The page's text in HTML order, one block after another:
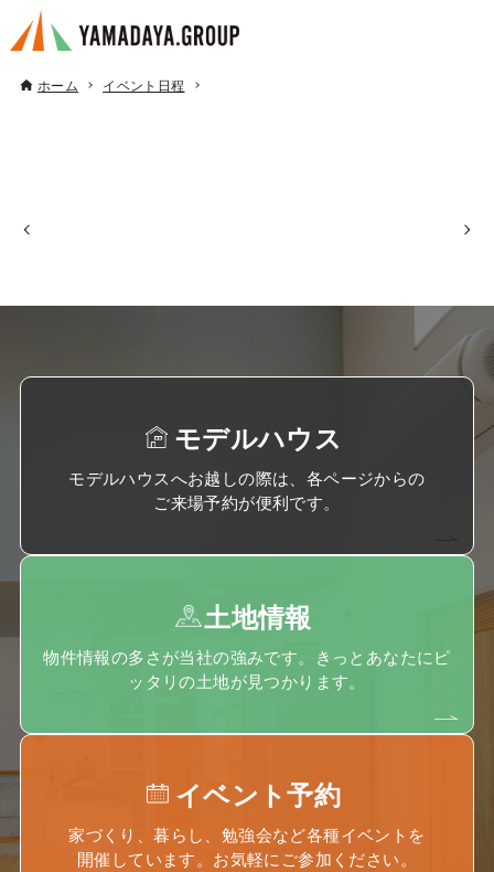
ホーム イベント日程
モデルハウス
モデルハウスへお越しの際は、各ページからの
ご来場予約が便利です。
土地情報
物件情報の多さが当社の強みです。きっとあなたにピ
ッタリの土地が見つかります。
イベント予約
家づくり、暮らし、勉強会など各種イベントを
開催しています。お気軽にご参加ください。